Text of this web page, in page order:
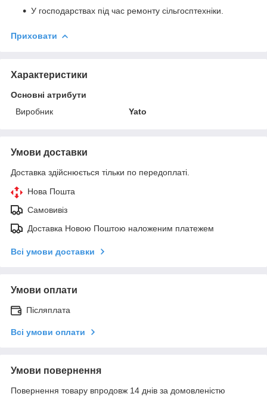
У господарствах під час ремонту сільгосптехніки.
Приховати
Характеристики
Основні атрибути
Виробник
Yato
Умови доставки
Доставка здійснюється тільки по передоплаті.
Нова Пошта
Самовивіз
Доставка Новою Поштою наложеним платежем
Всі умови доставки
Умови оплати
Післяплата
Всі умови оплати
Умови повернення
Повернення товару впродовж 14 днів за домовленістю